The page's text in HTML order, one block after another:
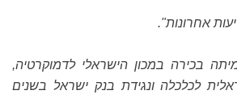
אחרונות".
בכירה במכון הישראלי לדמוקרטיה,
לכלכלה ונגידת בנק ישראל בשנים